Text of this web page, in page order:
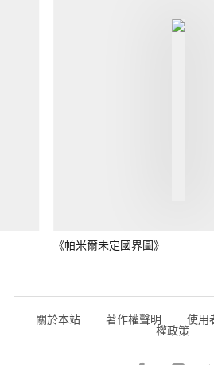
《帕米爾未定國界圖》
關於本站 著作權聲明 使用
權政策